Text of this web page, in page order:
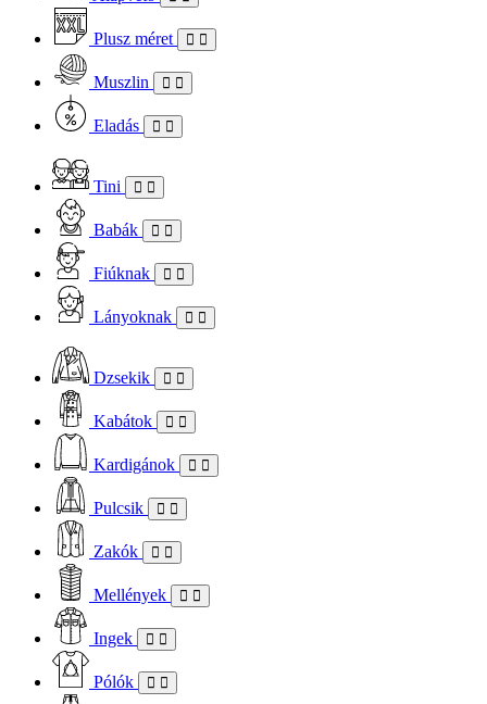
Plusz méret
Muszlin
Eladás
Tini
Babák
Fiúknak
Lányoknak
Dzsekik
Kabátok
Kardigánok
Pulcsik
Zakók
Mellények
Ingek
Pólók